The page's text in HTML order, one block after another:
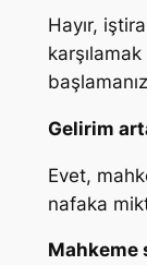
Hayır,
Gelirim
Evet,
nafaka
Mahkeme